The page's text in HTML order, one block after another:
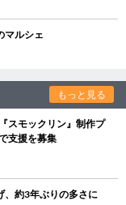
マルシェ
もっと見る
スモックリン』制作プ
支援を募集
、約3年ぶりの多さに